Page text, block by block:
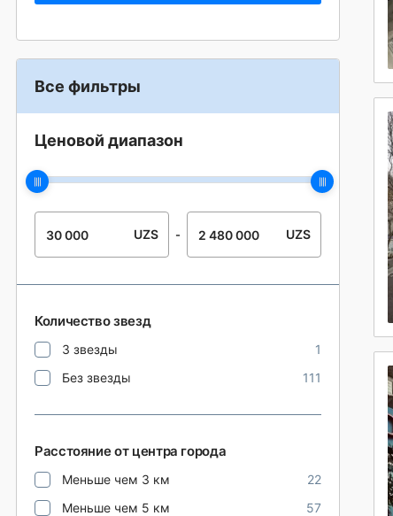
Все фильтры
Ценовой диапазон
UZS - UZS
Количество звезд
3 звезды
1
Без звезды
111
Расстояние от центра города
Меньше чем 3 км
22
Меньше чем 5 км
57